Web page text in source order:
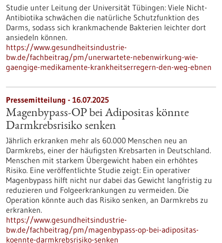
Studie unter Leitung der Universität Tübingen: Viele Nicht-
Antibiotika schwächen die natürliche Schutzfunktion des
Darms, sodass sich krankmachende Bakterien leichter dort
ansiedeln können.
https://www.gesundheitsindustrie-
bw.de/fachbeitrag/pm/unerwartete-nebenwirkung-wie-
gaengige-medikamente-krankheitserregern-den-weg-ebnen
Pressemitteilung - 16.07.2025
Magenbypass-OP bei Adipositas könnte
Darmkrebsrisiko senken
Jährlich erkranken mehr als 60.000 Menschen neu an
Darmkrebs, einer der häufigsten Krebsarten in Deutschland.
Menschen mit starkem Übergewicht haben ein erhöhtes
Risiko. Eine veröffentlichte Studie zeigt: Ein operativer
Magenbypass hilft nicht nur dabei das Gewicht langfristig zu
reduzieren und Folgeerkrankungen zu vermeiden. Die
Operation könnte auch das Risiko senken, an Darmkrebs zu
erkranken.
https://www.gesundheitsindustrie-
bw.de/fachbeitrag/pm/magenbypass-op-bei-adipositas-
koennte-darmkrebsrisiko-senken